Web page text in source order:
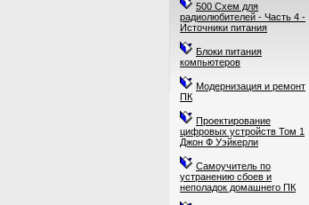
500 Схем для
радиолюбителей - Часть 4 -
Источники питания
Блоки питания
компьютеров
Модернизация и ремонт
ПК
Проектирование
цифровых устройств Том 1
Джон Ф Уэйкерли
Самоучитель по
устранению сбоев и
неполадок домашнего ПК